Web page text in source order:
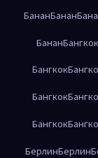
БананБанан
БананБангкок
Бангкок
Бангкок
Бангкок
БерлинБерлин